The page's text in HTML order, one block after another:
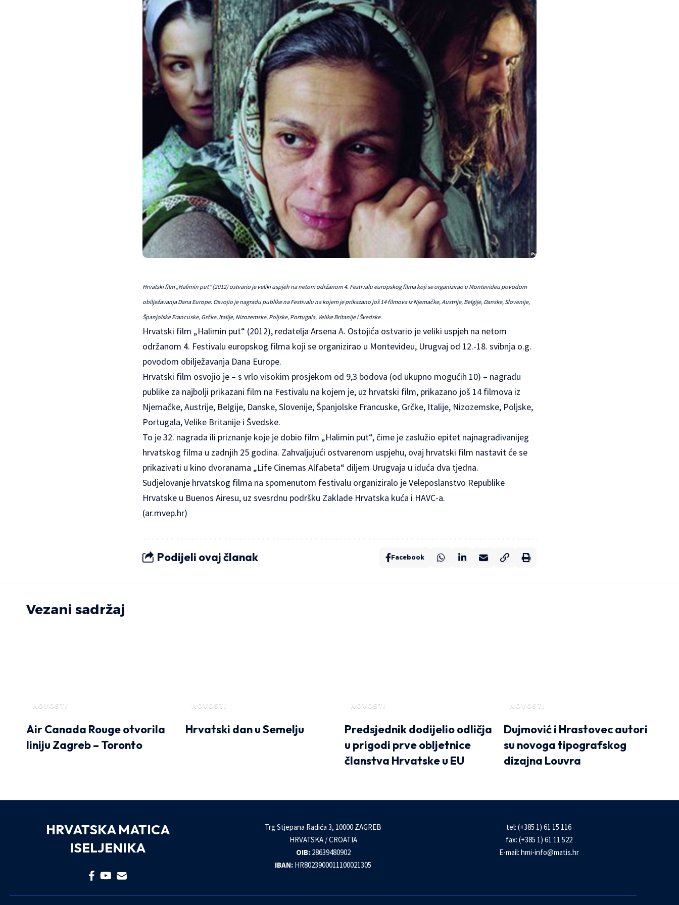
Hrvatski film „Halimin put“ (2012) ostvario je veliki uspjeh na netom održanom 4. Festivalu europskog filma koji se organizirao u Montevideu povodom
obilježavanja Dana Europe. Osvojio je nagradu publike na Festivalu na kojem je prikazano još 14 filmova iz Njemačke, Austrije, Belgije, Danske, Slovenije,
Španjolske Francuske, Grčke, Italije, Nizozemske, Poljske, Portugala, Velike Britanije i Švedske
Hrvatski film „Halimin put“ (2012), redatelja Arsena A. Ostojića ostvario je veliki uspjeh na netom
održanom 4. Festivalu europskog filma koji se organizirao u Montevideu, Urugvaj od 12.-18. svibnja o.g.
povodom obilježavanja Dana Europe.
Hrvatski film osvojio je – s vrlo visokim prosjekom od 9,3 bodova (od ukupno mogućih 10) – nagradu
publike za najbolji prikazani film na Festivalu na kojem je, uz hrvatski film, prikazano još 14 filmova iz
Njemačke, Austrije, Belgije, Danske, Slovenije, Španjolske Francuske, Grčke, Italije, Nizozemske, Poljske,
Portugala, Velike Britanije i Švedske.
To je 32. nagrada ili priznanje koje je dobio film „Halimin put“, čime je zaslužio epitet najnagrađivanijeg
hrvatskog filma u zadnjih 25 godina. Zahvaljujući ostvarenom uspjehu, ovaj hrvatski film nastavit će se
prikazivati u kino dvoranama „Life Cinemas Alfabeta“ diljem Urugvaja u iduća dva tjedna.
Sudjelovanje hrvatskog filma na spomenutom festivalu organiziralo je Veleposlanstvo Republike
Hrvatske u Buenos Airesu, uz svesrdnu podršku Zaklade Hrvatska kuća i HAVC-a.
(ar.mvep.hr)
Podijeli ovaj članak Facebook
Vezani sadržaj
NOVOSTI
Air Canada Rouge otvorila
liniju Zagreb – Toronto
NOVOSTI
Hrvatski dan u Semelju
NOVOSTI
Predsjednik dodijelio odličja
u prigodi prve obljetnice
članstva Hrvatske u EU
NOVOSTI
Dujmović i Hrastovec autori
su novoga tipografskog
dizajna Louvra
HRVATSKA MATICA
ISELJENIKA
Trg Stjepana Radića 3, 10000 ZAGREB
HRVATSKA / CROATIA
OIB:28639480902
IBAN: HR8023900011100021305
tel: (+385 1) 61 15 116
fax: (+385 1) 61 11 522
E-mail: hmi-info@matis.hr